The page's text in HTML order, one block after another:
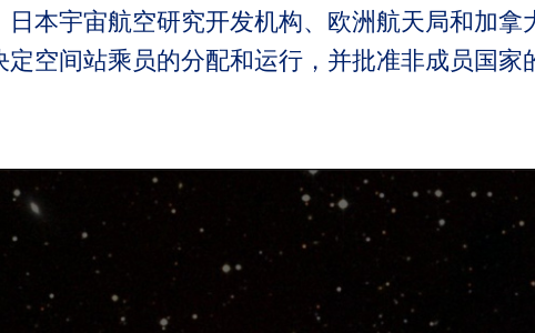
本宇宙航空研究开发机构、欧洲航天局和加拿
空间站乘员的分配和运行，并批准非成员国家